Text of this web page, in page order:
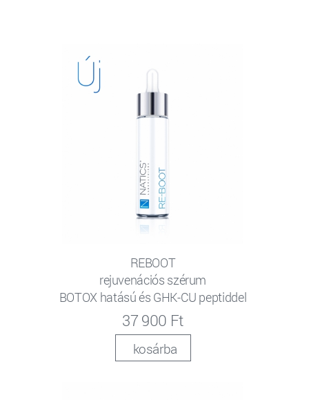
REBOOT
rejuvenációs szérum
BOTOX hatású és GHK-CU peptiddel
37 900 Ft
kosárba